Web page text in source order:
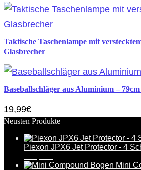
Taktische Taschenlampe mit
Glasbrecher
Baseballschläger aus Aluminium –
19,99€
Neusten Produkte
Piexon JPX6 Jet Protector - 4
Preis
Preis
Mini